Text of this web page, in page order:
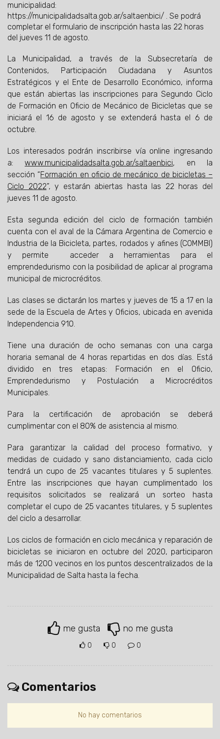
municipalidad:
https://municipalidadsalta.gob.ar/saltaenbici/ . Se podrá
completar el formulario de inscripción hasta las 22 horas
del jueves 11 de agosto.
La Municipalidad, a través de la Subsecretaría de
Contenidos, Participación Ciudadana y Asuntos
Estratégicos y el Ente de Desarrollo Económico, informa
que están abiertas las inscripciones para Segundo Ciclo
de Formación en Oficio de Mecánico de Bicicletas que se
iniciará el 16 de agosto y se extenderá hasta el 6 de
octubre.
Los interesados podrán inscribirse vía online ingresando
a:www.municipalidadsalta.gob.ar/saltaenbici, en la
sección “Formación en oficio de mecánico de bicicletas –
Ciclo 2022”, y estarán abiertas hasta las 22 horas del
jueves 11 de agosto.
Esta segunda edición del ciclo de formación también
cuenta con el aval de la Cámara Argentina de Comercio e
Industria de la Bicicleta, partes, rodados y afines (COMMBI)
y permite acceder a herramientas para el
emprendedurismo con la posibilidad de aplicar al programa
municipal de microcréditos.
Las clases se dictarán los martes y jueves de 15 a 17 en la
sede de la Escuela de Artes y Oficios, ubicada en avenida
Independencia 910.
Tiene una duración de ocho semanas con una carga
horaria semanal de 4 horas repartidas en dos días. Está
dividido en tres etapas: Formación en el Oficio,
Emprendedurismo y Postulación a Microcréditos
Municipales.
Para la certificación de aprobación se deberá
cumplimentar con el 80% de asistencia al mismo.
Para garantizar la calidad del proceso formativo, y
medidas de cuidado y sano distanciamiento, cada ciclo
tendrá un cupo de 25 vacantes titulares y 5 suplentes.
Entre las inscripciones que hayan cumplimentado los
requisitos solicitados se realizará un sorteo hasta
completar el cupo de 25 vacantes titulares, y 5 suplentes
del ciclo a desarrollar.
Los ciclos de formación en ciclo mecánica y reparación de
bicicletas se iniciaron en octubre del 2020, participaron
más de 1200 vecinos en los puntos descentralizados de la
Municipalidad de Salta hasta la fecha.
me gusta no me gusta
0 0 0
Comentarios
No hay comentarios